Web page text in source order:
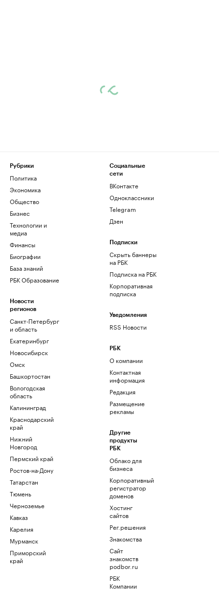
Рубрики
Политика
Экономика
Общество
Бизнес
Технологии и
медиа
Финансы
Биографии
База знаний
РБК Образование
Новости
регионов
Санкт-Петербург
и область
Екатеринбург
Новосибирск
Омск
Башкортостан
Вологодская
область
Калининград
Краснодарский
край
Нижний
Новгород
Пермский край
Ростов-на-Дону
Татарстан
Тюмень
Черноземье
Кавказ
Карелия
Мурманск
Приморский
край
Социальные
сети
ВКонтакте
Одноклассники
Telegram
Дзен
Подписки
Скрыть баннеры
на РБК
Подписка на РБК
Корпоративная
подписка
Уведомления
RSS Новости
РБК
О компании
Контактная
информация
Редакция
Размещение
рекламы
Другие
продукты
РБК
Облако для
бизнеса
Корпоративный
регистратор
доменов
Хостинг
сайтов
Рег.решения
Знакомства
Сайт
знакомств
podbor.ru
РБК
Компании